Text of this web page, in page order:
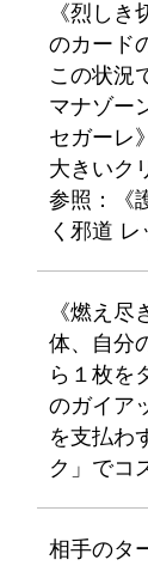
《烈し
のカード
この状況
マナゾー
セガーレ
大きいク
参照：《
く邪道 レ
《燃え
体、自分
ら１枚を
のガイア
を支払わ
ク」でコ
相手のタ